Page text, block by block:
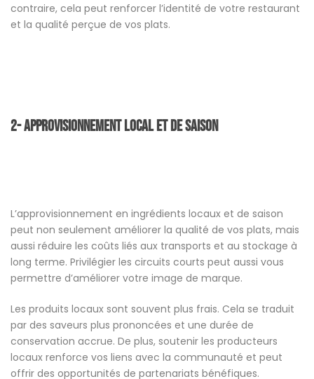
contraire, cela peut renforcer l’identité de votre restaurant
et la qualité perçue de vos plats.
2- Approvisionnement Local et de Saison
L’approvisionnement en ingrédients locaux et de saison
peut non seulement améliorer la qualité de vos plats, mais
aussi réduire les coûts liés aux transports et au stockage à
long terme. Privilégier les circuits courts peut aussi vous
permettre d’améliorer votre image de marque.
Les produits locaux sont souvent plus frais. Cela se traduit
par des saveurs plus prononcées et une durée de
conservation accrue. De plus, soutenir les producteurs
locaux renforce vos liens avec la communauté et peut
offrir des opportunités de partenariats bénéfiques.